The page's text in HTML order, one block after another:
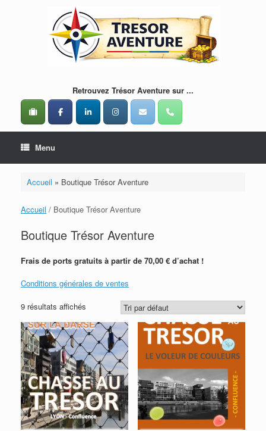
Retrouvez Trésor Aventure sur ...
Menu
Accueil » Boutique Trésor Aventure
Accueil / Boutique Trésor Aventure
Boutique Trésor Aventure
Frais de ports gratuits à partir de 70,00 € d’achat !
Conditions générales de ventes
9 résultats affichés